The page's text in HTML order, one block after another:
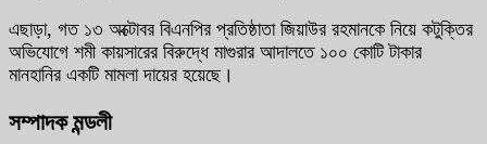
এছাড়া, গত ১৩ অক্টোবর বিএনপির প্রতিষ্ঠাতা জিয়াউর রহমানকে নিয়ে কটুক্তির
অভিযোগে শমী কায়সারের বিরুদ্ধে মাগুরার আদালতে ১০০ কোটি টাকার
মানহানির একটি মামলা দায়ের হয়েছে।
সম্পাদক মন্ডলী